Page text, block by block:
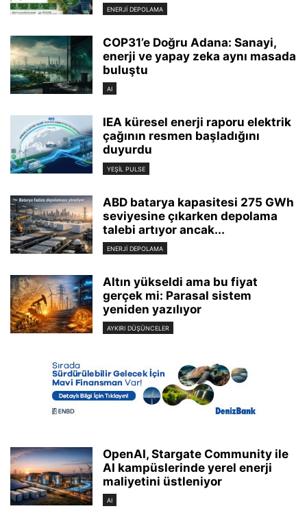
ENERJI DEPOLAMA
COP31’e Doğru Adana: Sanayi,
enerji ve yapay zeka aynı masada
buluştu
AI
IEA küresel enerji raporu elektrik
çağının resmen başladığını
duyurdu
YEŞIL PULSE
ABD batarya kapasitesi 275 GWh
seviyesine çıkarken depolama
talebi artıyor ancak...
ENERJI DEPOLAMA
Altın yükseldi ama bu fiyat
gerçek mi: Parasal sistem
yeniden yazılıyor
AYKIRI DÜŞÜNCELER
OpenAI, Stargate Community ile
AI kampüslerinde yerel enerji
maliyetini üstleniyor
AI